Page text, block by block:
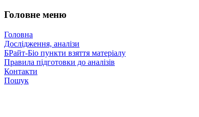
Головне меню
Головна
Дослідження, аналізи
БРайт-Біо пункти взяття матеріалу
Правила підготовки до аналізів
Контакти
Пошук